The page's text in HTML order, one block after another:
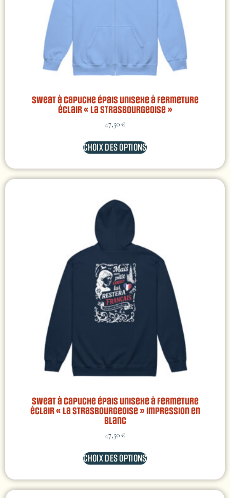
Sweat à capuche épais unisexe à fermeture
éclair « La Strasbourgeoise »
47,50€
CHOIX DES OPTIONS
Sweat à capuche épais unisexe à fermeture
éclair « La Strasbourgeoise » impression en
blanc
47,50€
CHOIX DES OPTIONS